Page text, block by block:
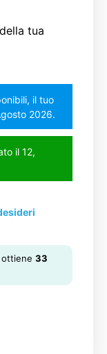
tua
il tuo
2026.
il 12,
33